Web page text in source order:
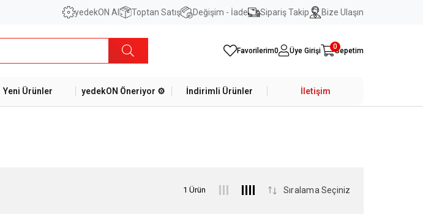
yedekON AI Toptan Satış Değişim - İade Sipariş Takip Bize Ulaşın
Favorilerim0 Üye Girişi Sepetim
0
Yeni Ürünler yedekON Öneriyor ⚙️ İndirimli Ürünler İletişim
1 Ürün